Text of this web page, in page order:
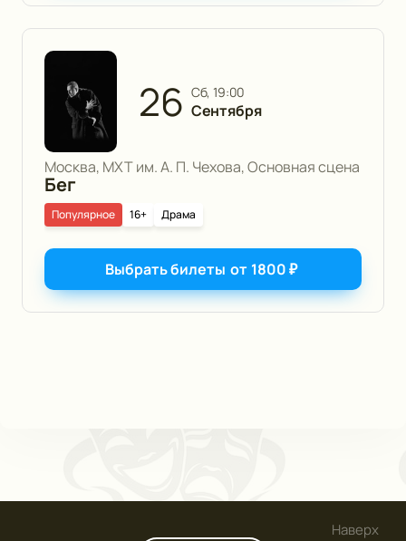
26 сб, 19:00
Сентября
Москва, МХТ им. А. П. Чехова, Основная сцена
Бег
16+ Драма
Популярное
Выбрать билеты от 1800₽
Наверх